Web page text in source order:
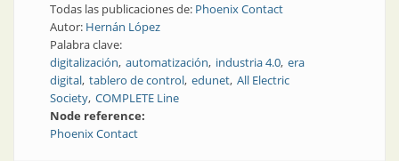
Todas las publicaciones de: Phoenix Contact
Autor: Hernán López
Palabra clave:
digitalización automatización industria 4.0 era
digital tablero de control edunet All Electric
Society COMPLETE Line
Node reference:
Phoenix Contact